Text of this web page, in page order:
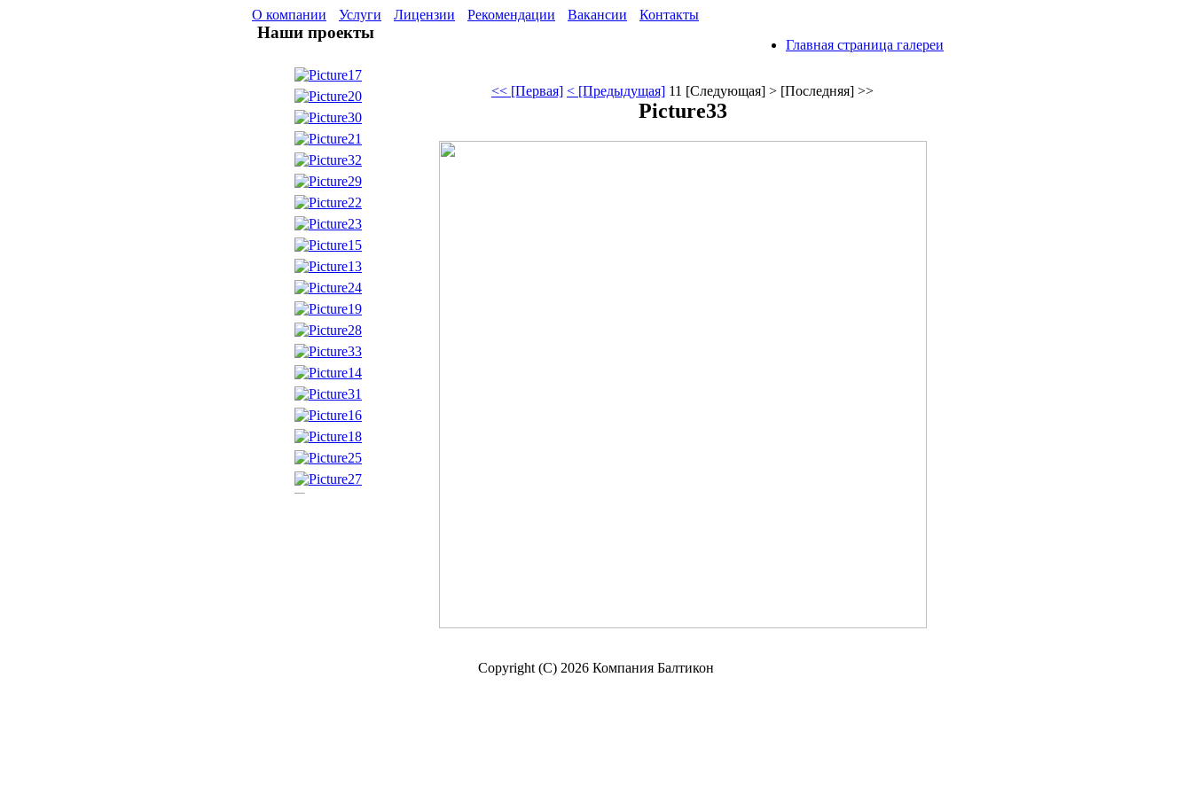
О компании Услуги Лицензии Рекомендации Вакансии Контакты
Наши проекты
Главная страница галереи
<< [Первая] < [Предыдущая] 11 [Следующая] > [Последняя] >>
Picture33
Copyright (C) 2026 Компания Балтикон